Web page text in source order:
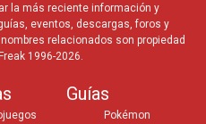
la más reciente información y
eventos, descargas, foros y
relacionados son propiedad
1996-2026.
Guías
Pokémon